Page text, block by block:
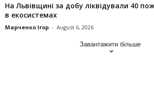
На Львівщині за добу ліквідували 40
в екосистемах
Марченко Ігор - August 6, 2026
Завантажити більше